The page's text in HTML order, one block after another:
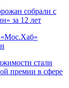
собрали с
за 12 лет
стали
премии в сфере